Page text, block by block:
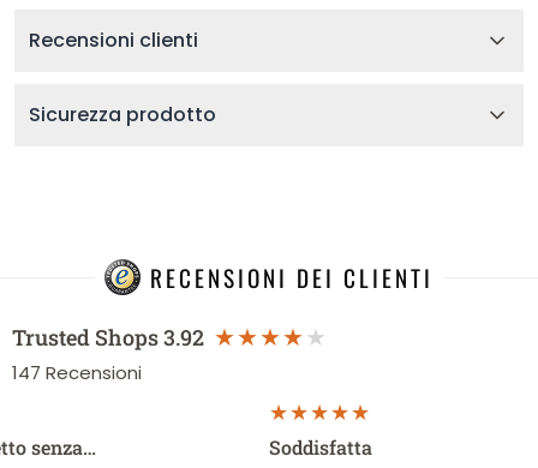
Recensioni clienti
Sicurezza prodotto
RECENSIONI DEI CLIENTI
Trusted Shops3.92
147 Recensioni
senza… Soddisfatta